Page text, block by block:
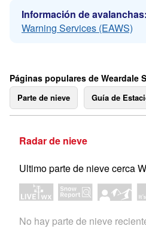
Información de avalanchas:
Warning Services (EAWS)
Páginas populares de Weardale
Parte de nieve Guía de
Radar de nieve
Ultimo parte de nieve cerca
No hay parte de nieve